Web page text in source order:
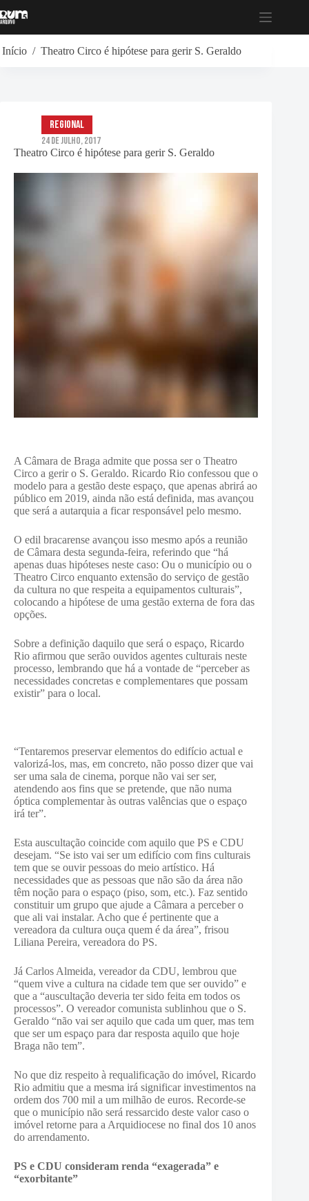
para
Início / Theatro Circo é hipótese para gerir S. Geraldo
Theatro Circo é hipótese para gerir S. Geraldo
Regional
24 de Julho, 2017
A Câmara de Braga admite que possa ser o Theatro
Circo a gerir o S. Geraldo. Ricardo Rio confessou que o
modelo para a gestão deste espaço, que apenas abrirá ao
público em 2019, ainda não está definida, mas avançou
que será a autarquia a ficar responsável pelo mesmo.
O edil bracarense avançou isso mesmo após a reunião
de Câmara desta segunda-feira, referindo que “há
apenas duas hipóteses neste caso: Ou o município ou o
Theatro Circo enquanto extensão do serviço de gestão
da cultura no que respeita a equipamentos culturais”,
colocando a hipótese de uma gestão externa de fora das
opções.
Sobre a definição daquilo que será o espaço, Ricardo
Rio afirmou que serão ouvidos agentes culturais neste
processo, lembrando que há a vontade de “perceber as
necessidades concretas e complementares que possam
existir” para o local.
“Tentaremos preservar elementos do edifício actual e
valorizá-los, mas, em concreto, não posso dizer que vai
ser uma sala de cinema, porque não vai ser ser,
atendendo aos fins que se pretende, que não numa
óptica complementar às outras valências que o espaço
irá ter”.
Esta auscultação coincide com aquilo que PS e CDU
desejam. “Se isto vai ser um edifício com fins culturais
tem que se ouvir pessoas do meio artístico. Há
necessidades que as pessoas que não são da área não
têm noção para o espaço (piso, som, etc.). Faz sentido
constituir um grupo que ajude a Câmara a perceber o
que ali vai instalar. Acho que é pertinente que a
vereadora da cultura ouça quem é da área”, frisou
Liliana Pereira, vereadora do PS.
Já Carlos Almeida, vereador da CDU, lembrou que
“quem vive a cultura na cidade tem que ser ouvido” e
que a “auscultação deveria ter sido feita em todos os
processos”. O vereador comunista sublinhou que o S.
Geraldo “não vai ser aquilo que cada um quer, mas tem
que ser um espaço para dar resposta aquilo que hoje
Braga não tem”.
No que diz respeito à requalificação do imóvel, Ricardo
Rio admitiu que a mesma irá significar investimentos na
ordem dos 700 mil a um milhão de euros. Recorde-se
que o município não será ressarcido deste valor caso o
imóvel retorne para a Arquidiocese no final dos 10 anos
do arrendamento.
PS e CDU consideram renda “exagerada” e
“exorbitante”